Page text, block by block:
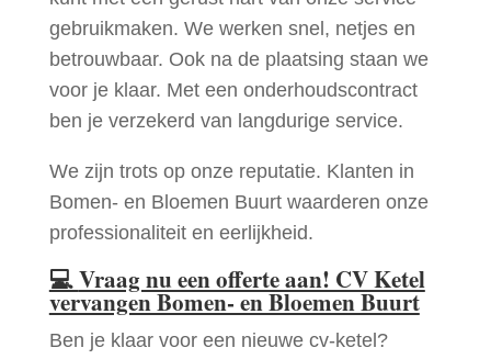
gebruikmaken. We werken snel, netjes en
betrouwbaar. Ook na de plaatsing staan we
voor je klaar. Met een onderhoudscontract
ben je verzekerd van langdurige service.
We zijn trots op onze reputatie. Klanten in
Bomen- en Bloemen Buurt waarderen onze
professionaliteit en eerlijkheid.
💻Vraag nu een offerte aan! CV Ketel
vervangen Bomen- en Bloemen Buurt
Ben je klaar voor een nieuwe cv-ketel?